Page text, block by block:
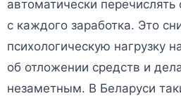
автоматически
с каждого заработка. Это
психологическую нагрузку
об отложении средств и
незаметным. В Беларуси